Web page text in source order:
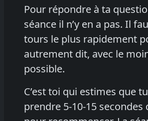
Pour répondre à ta
séance il n’y en a pas. Il
tours le plus rapidement
autrement dit, avec le
possible.
C’est toi qui estimes que
prendre 5-10-15 secondes